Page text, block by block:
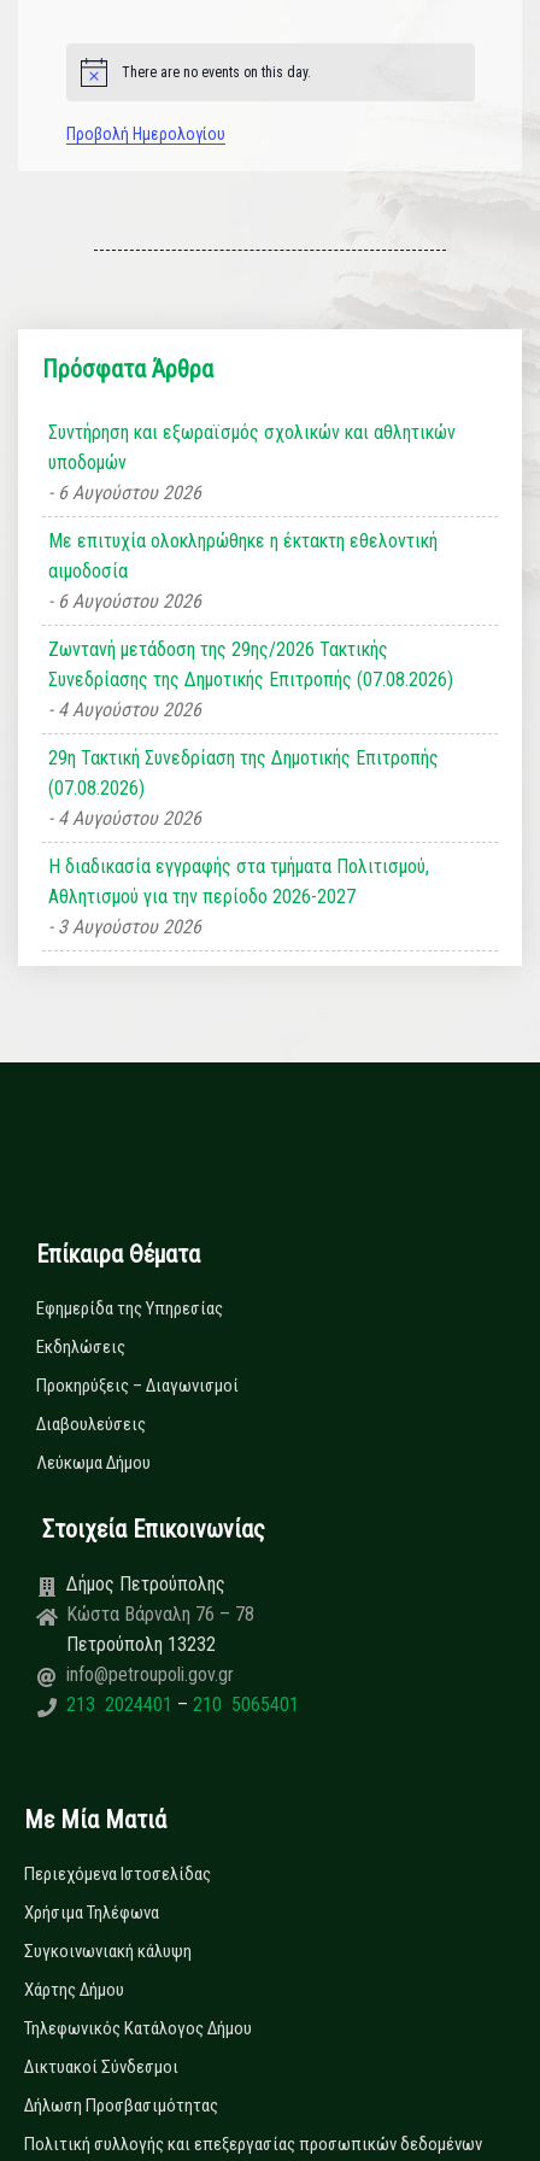
Notice There are no events on this day.
Προβολή Ημερολογίου
Πρόσφατα Άρθρα
Συντήρηση και εξωραϊσμός σχολικών και αθλητικών
υποδομών
6 Αυγούστου 2026
Με επιτυχία ολοκληρώθηκε η έκτακτη εθελοντική
αιμοδοσία
6 Αυγούστου 2026
Ζωντανή μετάδοση της 29ης/2026 Τακτικής
Συνεδρίασης της Δημοτικής Επιτροπής (07.08.2026)
4 Αυγούστου 2026
29η Τακτική Συνεδρίαση της Δημοτικής Επιτροπής
(07.08.2026)
4 Αυγούστου 2026
Η διαδικασία εγγραφής στα τμήματα Πολιτισμού,
Αθλητισμού για την περίοδο 2026-2027
3 Αυγούστου 2026
Επίκαιρα Θέματα
Εφημερίδα της Υπηρεσίας
Εκδηλώσεις
Προκηρύξεις – Διαγωνισμοί
Διαβουλεύσεις
Λεύκωμα Δήμου
Στοιχεία Επικοινωνίας
Δήμος Πετρούπολης
Κώστα Βάρναλη 76 – 78
Πετρούπολη 13232
info@petroupoli.gov.gr
213 2024401 – 210 5065401
Με Μία Ματιά
Περιεχόμενα Ιστοσελίδας
Χρήσιμα Τηλέφωνα
Συγκοινωνιακή κάλυψη
Χάρτης Δήμου
Τηλεφωνικός Κατάλογος Δήμου
Δικτυακοί Σύνδεσμοι
Δήλωση Προσβασιμότητας
Πολιτική συλλογής και επεξεργασίας προσωπικών δεδομένων